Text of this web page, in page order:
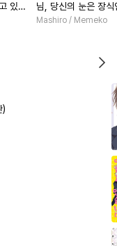
있습
님, 당신의 눈은 장식
요? [단행본]
Mashiro / Memeko
)